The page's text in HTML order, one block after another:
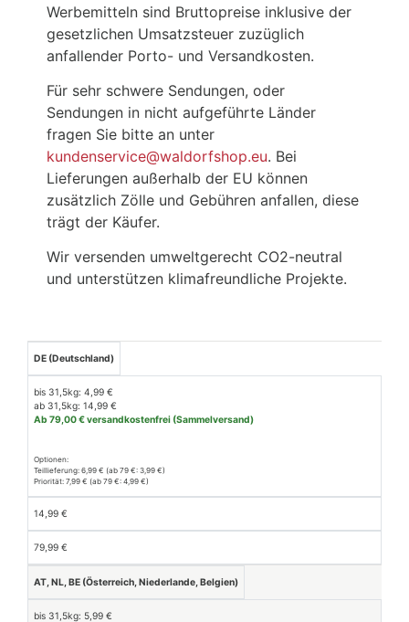
Werbemitteln sind Bruttopreise inklusive der
gesetzlichen Umsatzsteuer zuzüglich
anfallender Porto- und Versandkosten.
Für sehr schwere Sendungen, oder
Sendungen in nicht aufgeführte Länder
fragen Sie bitte an unter
kundenservice@waldorfshop.eu. Bei
Lieferungen außerhalb der EU können
zusätzlich Zölle und Gebühren anfallen, diese
trägt der Käufer.
Wir versenden umweltgerecht CO2-neutral
und unterstützen klimafreundliche Projekte.
Region / Länder
DE (Deutschland)
bis 31,5kg: 4,99 €
ab 31,5kg: 14,99 €
Ab 79,00 € versandkostenfrei (Sammelversand)
Optionen:
Teillieferung: 6,99 € (ab 79 €: 3,99 €)
Priorität: 7,99 € (ab 79 €: 4,99 €)
14,99 €
79,99 €
AT, NL, BE (Österreich, Niederlande, Belgien)
bis 31,5kg: 5,99 €